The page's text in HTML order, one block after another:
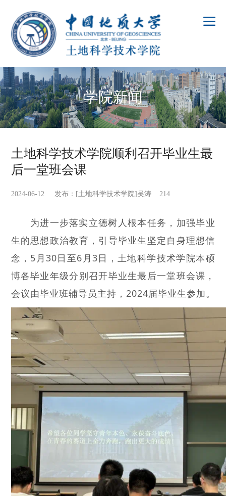
学院新闻
土地科学技术学院顺利召开毕业生最
后一堂班会课
2024-06-12 发布：[土地科学技术学院]吴涛 214
为进一步落实立德树人根本任务，加强毕业
生的思想政治教育，引导毕业生坚定自身理想信
念，5月30日至6月3日，土地科学技术学院本硕
博各毕业年级分别召开毕业生最后一堂班会课，
会议由毕业班辅导员主持，2024届毕业生参加。